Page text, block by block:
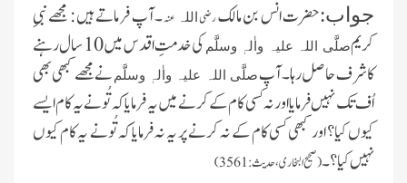
جواب:حضرت انس بن مالکرضیاللہ عنہ۔آپ فر ماتے ہیں : مجھے نبیِ
کریمصلَّی اللہ علیہ واٰلہٖ وسلَّم
کی خدمتِ اقدس میں 10 سال رہنے
کا شرف حاصل رہا۔ آپصلَّی اللہ علیہ واٰلہٖ وسلَّم نے مجھے کبھی بھی
اُف تک نہیں فرمایا اور نہ کسی کام کے کرنے میں یہ فرمایا کہ تُو نے یہ کام ایسے
کیوں کیا؟ اور کبھی کسی کام کے نہ کرنے پر یہ نہ فرمایا کہ تُونے یہ کام کیوں
نہیں کیا؟۔(صحیح البخاری ،حدیث :3561)